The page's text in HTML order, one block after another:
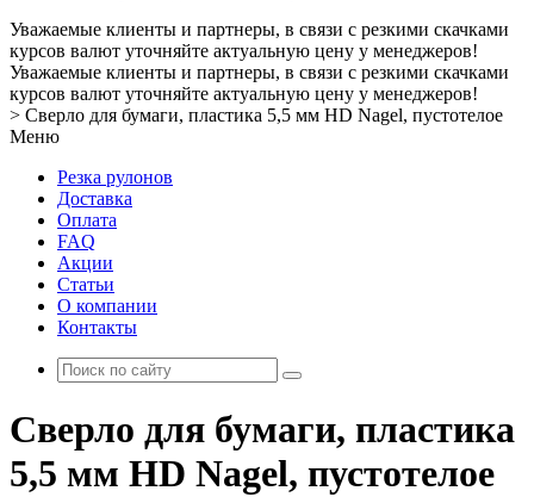
Уважаемые клиенты и партнеры, в связи с резкими скачками
курсов валют уточняйте актуальную цену у менеджеров!
Уважаемые клиенты и партнеры, в связи с резкими скачками
курсов валют уточняйте актуальную цену у менеджеров!
> Сверло для бумаги, пластика 5,5 мм HD Nagel, пустотелое
Меню
Резка рулонов
Доставка
Оплата
FAQ
Акции
Статьи
О компании
Контакты
Сверло для бумаги, пластика
5,5 мм HD Nagel, пустотелое